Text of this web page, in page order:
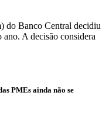
do Banco Central decidiu
A decisão considera
PMEs ainda não se